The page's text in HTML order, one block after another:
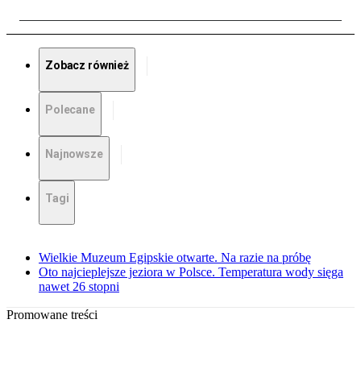
Zobacz również
Polecane
Najnowsze
Tagi
Wielkie Muzeum Egipskie otwarte. Na razie na próbę
Oto najcieplejsze jeziora w Polsce. Temperatura wody sięga
nawet 26 stopni
Promowane treści